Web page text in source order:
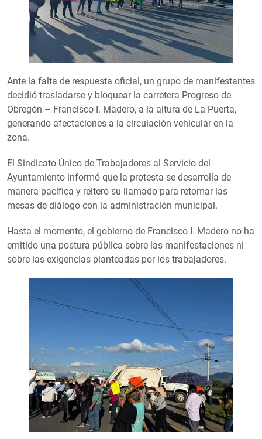
Ante la falta de respuesta oficial, un grupo de manifestantes
decidió trasladarse y bloquear la carretera Progreso de
Obregón – Francisco I. Madero, a la altura de La Puerta,
generando afectaciones a la circulación vehicular en la
zona.
El Sindicato Único de Trabajadores al Servicio del
Ayuntamiento informó que la protesta se desarrolla de
manera pacífica y reiteró su llamado para retomar las
mesas de diálogo con la administración municipal.
Hasta el momento, el gobierno de Francisco I. Madero no ha
emitido una postura pública sobre las manifestaciones ni
sobre las exigencias planteadas por los trabajadores.